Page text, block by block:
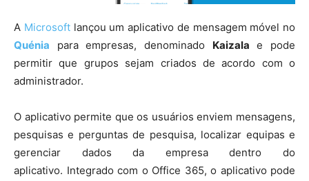
A Microsoftlançou um aplicativo de mensagem móvel no
Quénia para empresas, denominado Kaizala e pode
permitir que grupos sejam criados de acordo com o
administrador.
O aplicativo permite que os usuários enviem mensagens,
pesquisas e perguntas de pesquisa, localizar equipas e
gerenciar dados da empresa dentro do
aplicativo. Integrado com o Office 365, o aplicativo pode